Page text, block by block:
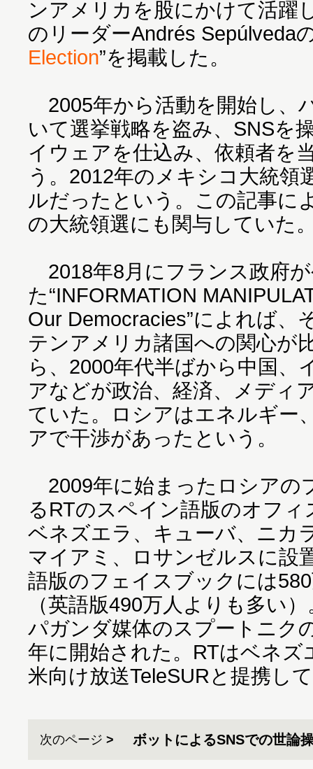
ンアメリカを股にかけて活躍
のリーダーAndrés Sepúlveda
Election”を掲載した。
2005年から活動を開始し、
いて選挙戦略を盗み、SNSを
イウェアを仕込み、依頼者を
う。2012年のメキシコ大統領
ルだったという。この記事に
の大統領選にも関与していた
2018年8月にフランス政府
た“INFORMATION
Our Democracies”によれば、
テンアメリカ諸国への関心が
ら、2000年代半ばから中国、
アなどが政治、経済、メディ
ていた。ロシアはエネルギー
アで干渉があったという。
2009年に始まったロシアの
るRTのスペイン語版のオフ
ベネズエラ、キューバ、ニカ
マイアミ、ロサンゼルスに設
語版のフェイスブックには
（英語版490万人よりも多い
パガンダ媒体のスプートニク
年に開始された。RTはベネズ
米向け放送TeleSURと提携し
次のページ ボットによるSNSでの世論